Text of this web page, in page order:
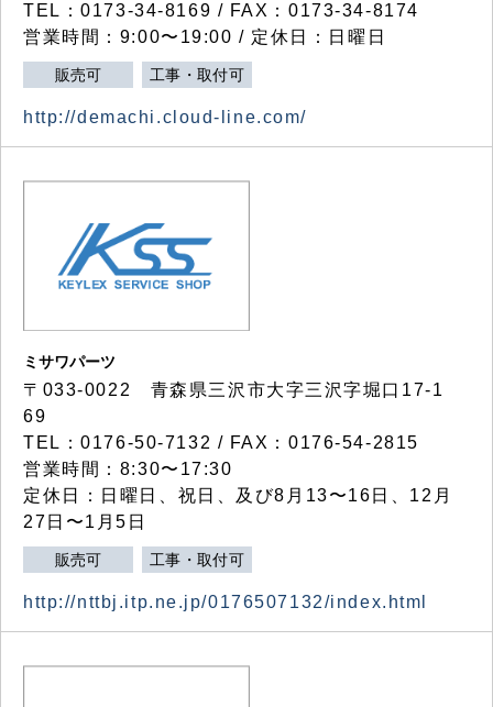
TEL：0173-34-8169 / FAX：0173-34-8174
営業時間：9:00〜19:00 / 定休日：日曜日
販売可 工事・取付可
http://demachi.cloud-line.com/
ミサワパーツ
〒033-0022 青森県三沢市大字三沢字堀口17-1
69
TEL：0176-50-7132 / FAX：0176-54-2815
営業時間：8:30〜17:30
定休日：日曜日、祝日、及び8月13〜16日、12月
27日〜1月5日
販売可 工事・取付可
http://nttbj.itp.ne.jp/0176507132/index.html